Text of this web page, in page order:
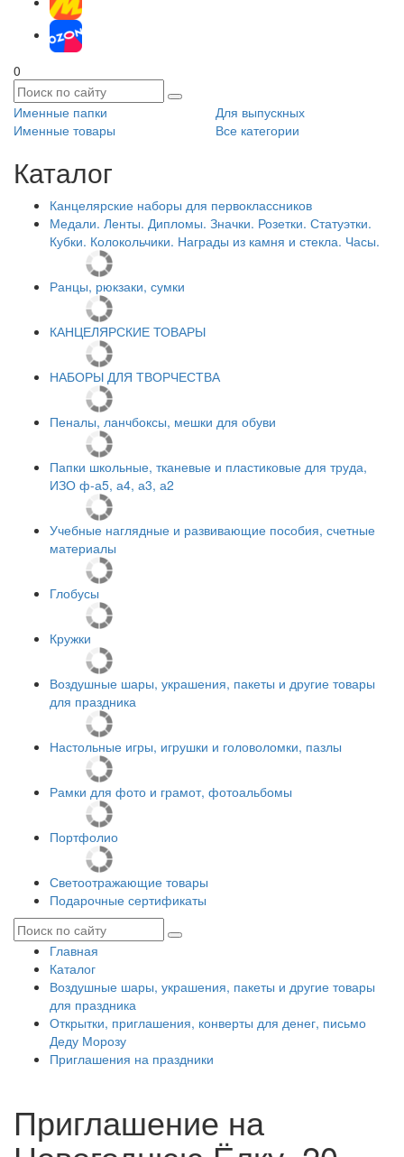
0
Именные папки
Для выпускных
Именные товары
Все категории
Каталог
Канцелярские наборы для первоклассников
Медали. Ленты. Дипломы. Значки. Розетки. Статуэтки.
Кубки. Колокольчики. Награды из камня и стекла. Часы.
Ранцы, рюкзаки, сумки
КАНЦЕЛЯРСКИЕ ТОВАРЫ
НАБОРЫ ДЛЯ ТВОРЧЕСТВА
Пеналы, ланчбоксы, мешки для обуви
Папки школьные, тканевые и пластиковые для труда,
ИЗО ф-а5, а4, а3, а2
Учебные наглядные и развивающие пособия, счетные
материалы
Глобусы
Кружки
Воздушные шары, украшения, пакеты и другие товары
для праздника
Настольные игры, игрушки и головоломки, пазлы
Рамки для фото и грамот, фотоальбомы
Портфолио
Светоотражающие товары
Подарочные сертификаты
Главная
Каталог
Воздушные шары, украшения, пакеты и другие товары
для праздника
Открытки, приглашения, конверты для денег, письмо
Деду Морозу
Приглашения на праздники
Приглашение на